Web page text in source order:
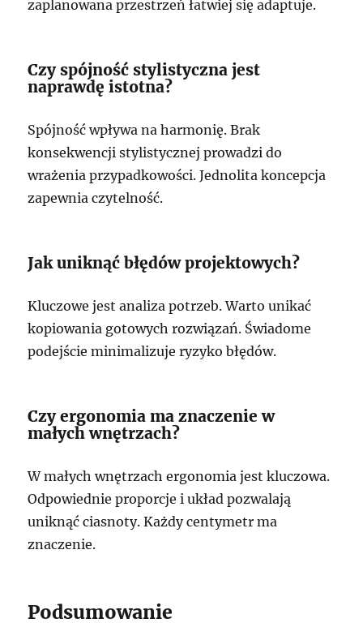
zaplanowana przestrzeń łatwiej się adaptuje.
Czy spójność stylistyczna jest
naprawdę istotna?
Spójność wpływa na harmonię. Brak
konsekwencji stylistycznej prowadzi do
wrażenia przypadkowości. Jednolita koncepcja
zapewnia czytelność.
Jak uniknąć błędów projektowych?
Kluczowe jest analiza potrzeb. Warto unikać
kopiowania gotowych rozwiązań. Świadome
podejście minimalizuje ryzyko błędów.
Czy ergonomia ma znaczenie w
małych wnętrzach?
W małych wnętrzach ergonomia jest kluczowa.
Odpowiednie proporcje i układ pozwalają
uniknąć ciasnoty. Każdy centymetr ma
znaczenie.
Podsumowanie